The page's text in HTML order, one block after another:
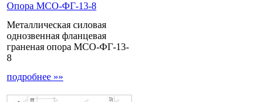
Опора МCО-ФГ-13-8
Металлическая силовая
однозвенная фланцевая
граненая опора МСО-ФГ-13-
8
подробнее »»